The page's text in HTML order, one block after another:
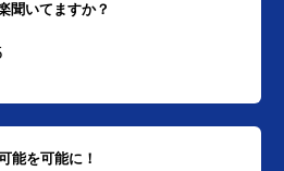
聞いてますか？
能を可能に！